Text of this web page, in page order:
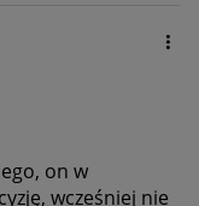
on w
wcześniej nie